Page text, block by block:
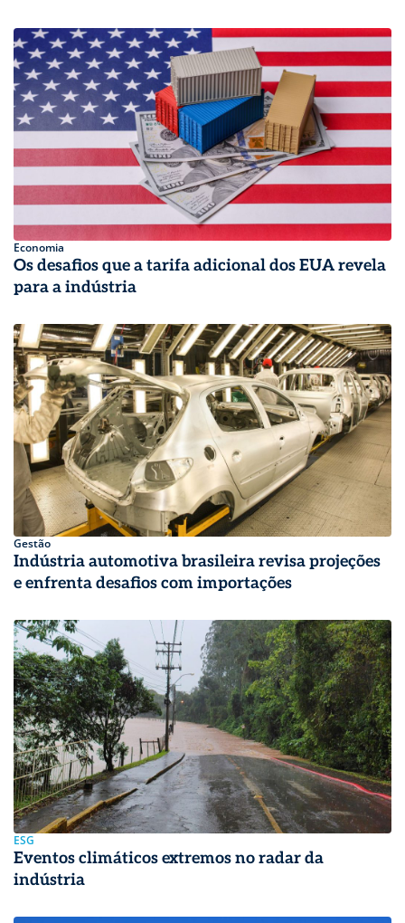
Economia
Os desafios que a tarifa adicional dos EUA revela
para a indústria
Gestão
Indústria automotiva brasileira revisa projeções
e enfrenta desafios com importações
ESG
Eventos climáticos extremos no radar da
indústria